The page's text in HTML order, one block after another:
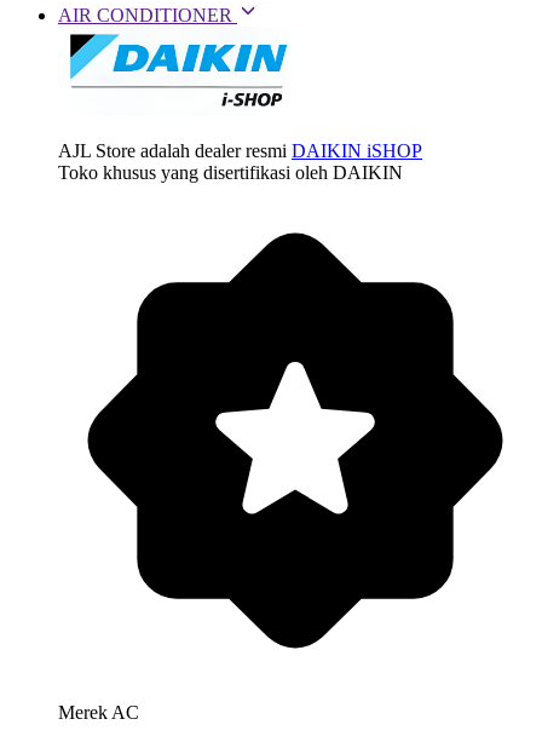
AIR CONDITIONER
AJL Store adalah dealer resmi DAIKIN iSHOP
Toko khusus yang disertifikasi oleh DAIKIN
Merek AC